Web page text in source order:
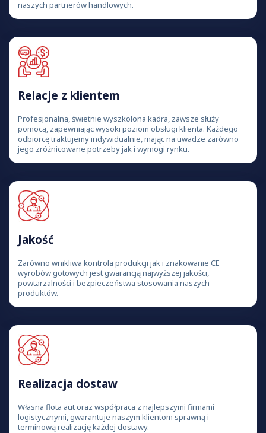
naszych partnerów handlowych.
Relacje z klientem
Profesjonalna, świetnie wyszkolona kadra, zawsze służy
pomocą, zapewniając wysoki poziom obsługi klienta. Każdego
odbiorcę traktujemy indywidualnie, mając na uwadze zarówno
jego zróżnicowane potrzeby jak i wymogi rynku.
Jakość
Zarówno wnikliwa kontrola produkcji jak i znakowanie CE
wyrobów gotowych jest gwarancją najwyższej jakości,
powtarzalności i bezpieczeństwa stosowania naszych
produktów.
Realizacja dostaw
Własna flota aut oraz współpraca z najlepszymi firmami
logistycznymi, gwarantuje naszym klientom sprawną i
terminową realizację każdej dostawy.